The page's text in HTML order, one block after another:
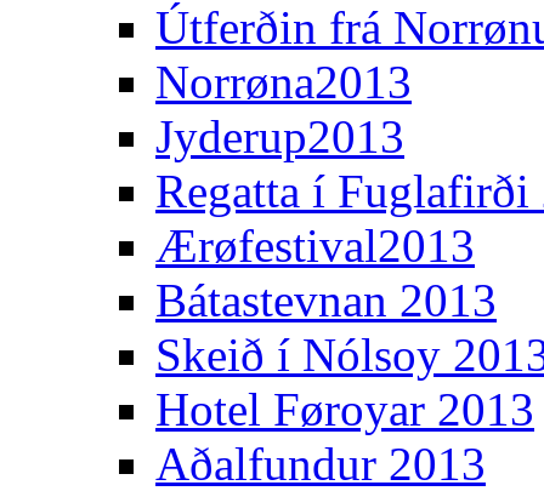
Útferðin frá
Norrøna2013
Jyderup2013
Regatta í Fuglafirði
Ærøfestival2013
Bátastevnan 2013
Skeið í Nólsoy
Hotel Føroyar 2013
Aðalfundur 2013